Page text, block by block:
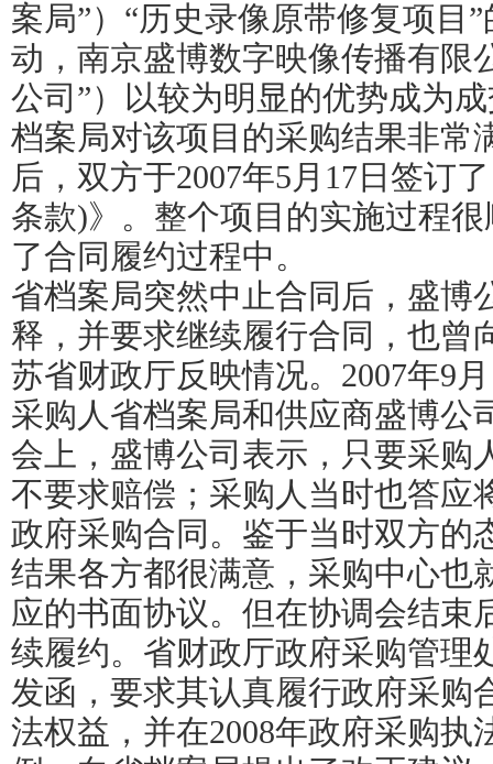
案局”）“历史录像原带修复项目
动，南京盛博数字映像传播有限
公司”）以较为明显的优势成为
档案局对该项目的采购结果非常
后，双方于2007年5月17日签订
条款)》。整个项目的实施过程
了合同履约过程中。
省档案局突然中止合同后，盛博
释，并要求继续履行合同，也曾
苏省财政厅反映情况。2007年9
采购人省档案局和供应商盛博公
会上，盛博公司表示，只要采购
不要求赔偿；采购人当时也答应
政府采购合同。鉴于当时双方的
结果各方都很满意，采购中心也
应的书面协议。但在协调会结束
续履约。省财政厅政府采购管理
发函，要求其认真履行政府采购
法权益，并在2008年政府采购执